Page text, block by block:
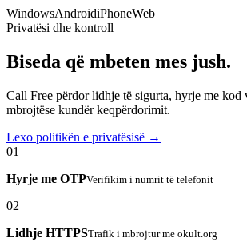
WindowsAndroidiPhoneWeb
Privatësi dhe kontroll
Biseda që mbeten mes jush.
Call Free përdor lidhje të sigurta, hyrje me kod
mbrojtëse kundër keqpërdorimit.
Lexo politikën e privatësisë →
01
Hyrje me OTPVerifikim i numrit të telefonit
02
Lidhje HTTPSTrafik i mbrojtur me okult.org